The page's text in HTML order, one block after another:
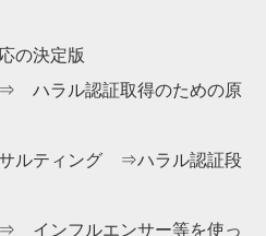
の決定版
ハラル認証取得のための原
サルティング ⇒ハラル認証段
インフルエンサー等を使っ